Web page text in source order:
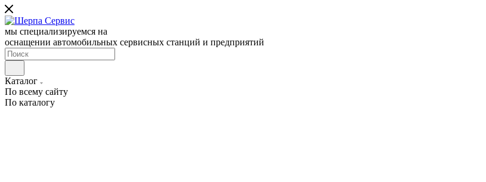
мы специализируемся на
оснащении автомобильных сервисных станций и предприятий
Каталог
По всему сайту
По каталогу